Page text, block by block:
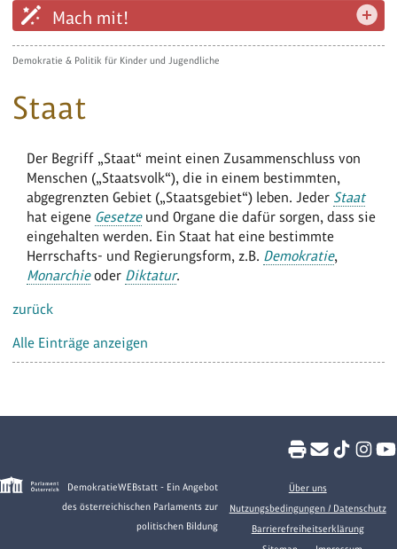
Mach mit!
Demokratie & Politik für Kinder und Jugendliche
Staat
Der Begriff „Staat“ meint einen Zusammenschluss von
Menschen („Staatsvolk“), die in einem bestimmten,
abgegrenzten Gebiet („Staatsgebiet“) leben. Jeder Staat
hat eigene Gesetzeund Organe die dafür sorgen, dass sie
eingehalten werden. Ein Staat hat eine bestimmte
Herrschafts- und Regierungsform, z.B. Demokratie,
Monarchieoder Diktatur.
zurück
Alle Einträge anzeigen
DemokratieWEBstatt - Ein Angebot
des österreichischen Parlaments zur
politischen Bildung
Über uns
Nutzungsbedingungen / Datenschutz
Barrierefreiheitserklärung